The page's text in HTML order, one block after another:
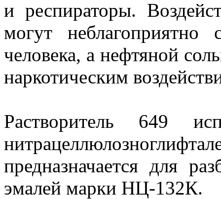
и респираторы.
могут неблагоприятно
человека, а нефтяной
наркотическим
Растворитель 649
предназначается для
эмалей марки НЦ-132К.